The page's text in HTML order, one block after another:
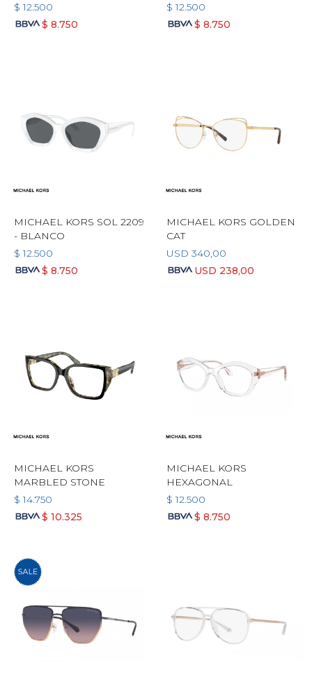
$ 12.500
$ 8.750
$ 12.500
$ 8.750
MICHAEL KORS SOL 2209
- BLANCO
$ 12.500
$ 8.750
MICHAEL KORS GOLDEN
CAT
USD 340,00
USD 238,00
MICHAEL KORS
MARBLED STONE
$ 14.750
$ 10.325
MICHAEL KORS
HEXAGONAL
$ 12.500
$ 8.750